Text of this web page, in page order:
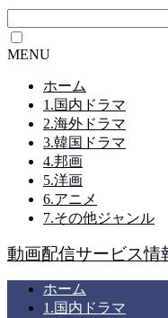
MENU
ホーム
1.国内ドラマ
2.海外ドラマ
3.韓国ドラマ
4.邦画
5.洋画
6.アニメ
7.その他ジャンル
動画配信サービス情
ホーム
1.国内ドラマ